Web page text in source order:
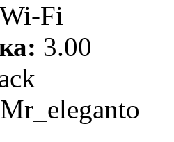
Wi-Fi
3.00
Mr_eleganto